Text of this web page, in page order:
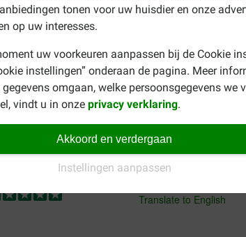
tonen voor uw huisdier en onze
op uw interesses.
uw voorkeuren aanpassen bij de Cookie
instellingen” onderaan de pagina. Meer
omgaan, welke persoonsgegevens we
vindt u in onze privacy verklaring.
Akkoord en verdergaan
Instellingen aanpassen
Niet veel
monique pensaert
Mila onze border collie
stevig uit
Translate to English
11-07-2018
Goed product maar de
Translate to English